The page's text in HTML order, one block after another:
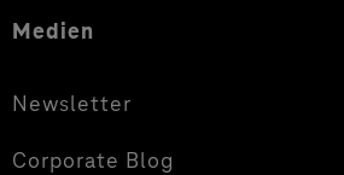
Medien
Newsletter
Corporate Blog